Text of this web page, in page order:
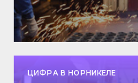
ЦИФРА В НОРНИКЕЛЕ